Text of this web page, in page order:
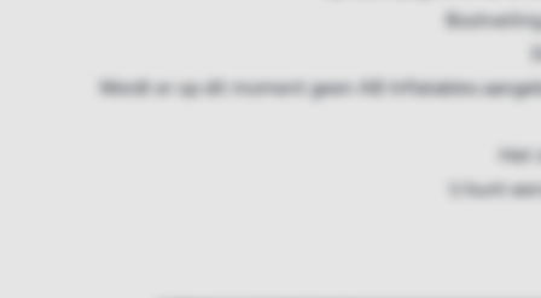
Wordt er op dit moment geen AB Inflatables
Het
U kunt